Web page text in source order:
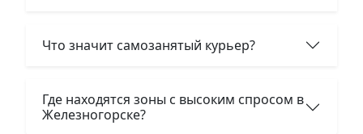
Что значит самозанятый курьер?
Где находятся зоны с высоким спросом в
Железногорске?